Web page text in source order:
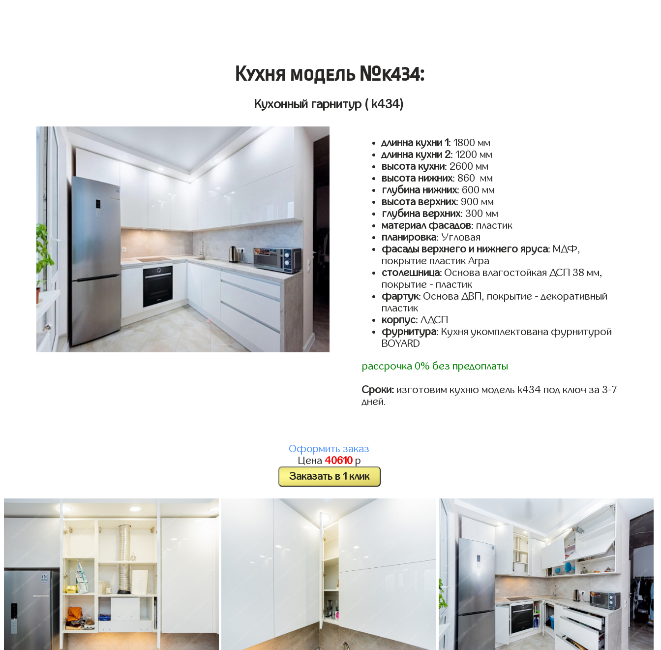
Кухня модель №k434:
Кухонный гарнитур ( k434)
длинна кухни 1: 1800 мм
длинна кухни 2: 1200 мм
высота кухни: 2600 мм
высота нижних: 860 мм
глубина нижних: 600 мм
высота верхних: 900 мм
глубина верхних: 300 мм
материал фасадов: пластик
планировка: Угловая
фасады верхнего и нижнего яруса: МДФ,
покрытие пластик Arpa
столешница: Основа влагостойкая ДСП 38 мм,
покрытие - пластик
фартук: Основа ДВП, покрытие - декоративный
пластик
корпус: ЛДСП
фурнитура: Кухня укомплектована фурнитурой
BOYARD
рассрочка 0% без предоплаты
Сроки: изготовим кухню модель k434 под ключ за 3-7
дней.
Оформить заказ
Цена 40610р
Заказать в 1 клик